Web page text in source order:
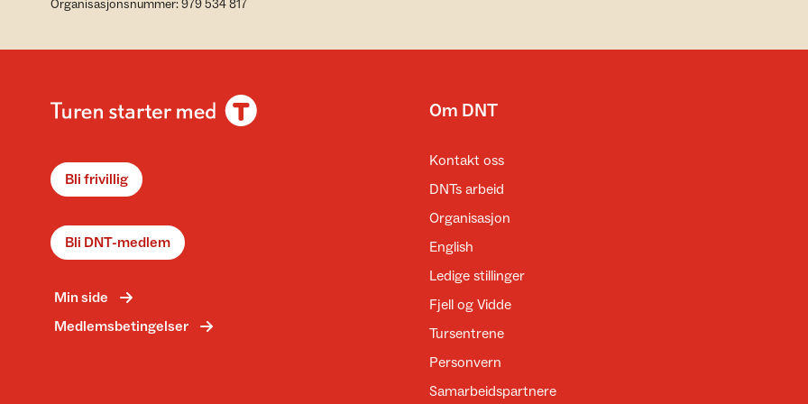
Organisasjonsnummer: 979 534 817
Bli frivillig
Bli DNT-medlem
Min side
Medlemsbetingelser
Om DNT
Kontakt oss
DNTs arbeid
Organisasjon
English
Ledige stillinger
Fjell og Vidde
Tursentrene
Personvern
Samarbeidspartnere